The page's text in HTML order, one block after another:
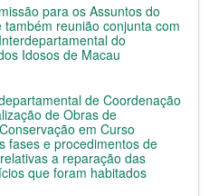
para os Assuntos do
reunião conjunta com
do
Idosos de Macau
de Coordenação
de Obras de
em Curso
fases e procedimentos de
a reparação das
que foram habitados